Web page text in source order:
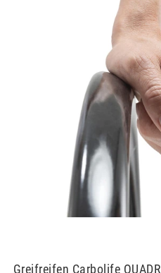
Greifreifen Carbolife